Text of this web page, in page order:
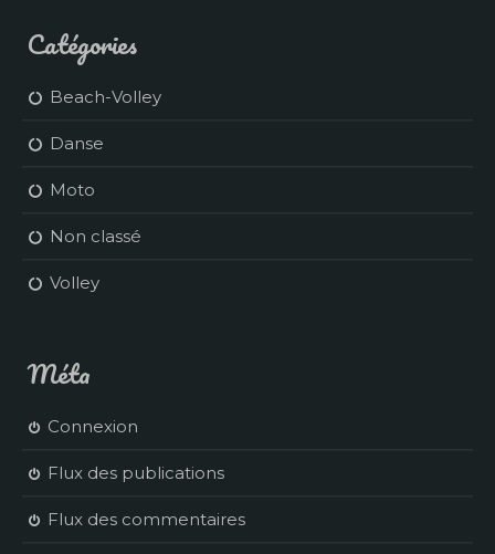
Catégories
Beach-Volley
Danse
Moto
Non classé
Volley
Méta
Connexion
Flux des publications
Flux des commentaires